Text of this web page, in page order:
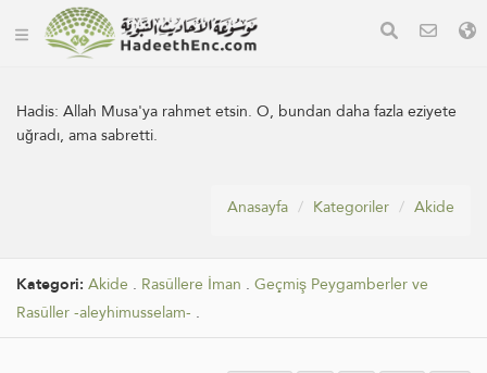
Hadis:Allah Musa'ya rahmet etsin. O, bundan daha fazla eziyete
uğradı, ama sabretti.
Anasayfa Kategoriler Akide
Kategori: Akide . Rasûllere İman . Geçmiş Peygamberler ve
Rasûller -aleyhimusselam- .